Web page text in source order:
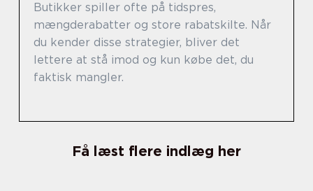
Butikker spiller ofte på tidspres,
mængderabatter og store rabatskilte. Når
du kender disse strategier, bliver det
lettere at stå imod og kun købe det, du
faktisk mangler.
Få læst flere indlæg her